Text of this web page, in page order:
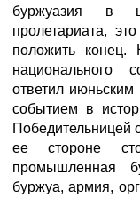
буржуазия в
пролетариата,
положить конец.
национального
ответил
событием в
Победительницей
ее стороне
промышленная
буржуа, армия,